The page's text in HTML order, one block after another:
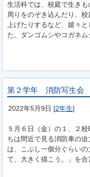
生活科では、校庭で生き
周りをのぞき込んだり、
上げたりするなど、嬉々
た。ダンゴムシやコガネ
第２学年 消防写生会
2022年5月9日 [2年生]
５月６日（金）の１、２
ちは間近で見る消防車の
は、こぶし一個分ぐらい
て、大きく描こう。」を